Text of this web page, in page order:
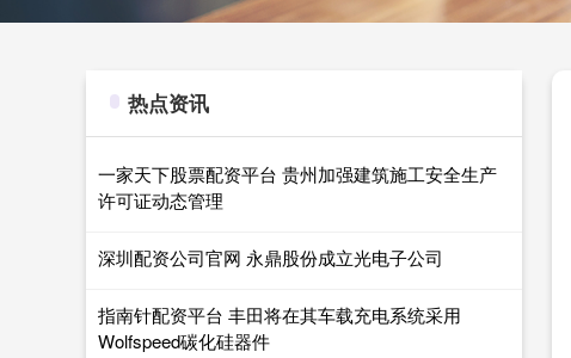
热点资讯
一家天下股票配资平台 贵州加强建筑施工安全生产
许可证动态管理
深圳配资公司官网 永鼎股份成立光电子公司
指南针配资平台 丰田将在其车载充电系统采用
Wolfspeed碳化硅器件